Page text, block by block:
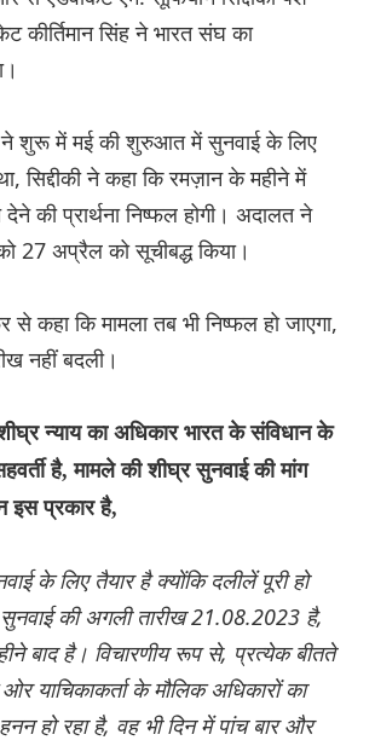
कीर्तिमान सिंह ने भारत संघ का
शुरू में मई की शुरुआत में सुनवाई के लिए
सिद्दीकी ने कहा कि रमज़ान के महीने में
की प्रार्थना निष्फल होगी। अदालत ने
27 अप्रैल को सूचीबद्ध किया।
से कहा कि मामला तब भी निष्फल हो जाएगा,
नहीं बदली।
न्याय का अधिकार भारत के संविधान के
है, मामले की शीघ्र सुनवाई की मांग
इस प्रकार है,
के लिए तैयार है क्योंकि दलीलें पूरी हो
की अगली तारीख 21.08.2023 है,
बाद है। विचारणीय रूप से, प्रत्येक बीतते
याचिकाकर्ता के मौलिक अधिकारों का
हो रहा है, वह भी दिन में पांच बार और